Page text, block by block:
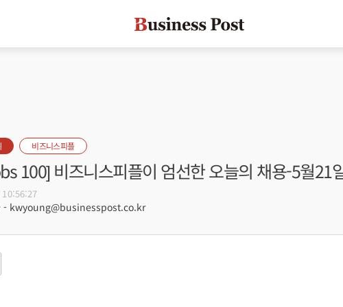
비즈니스피플
100] 비즈니스피플이 엄선한 오늘의 채용-5월21
- kwyoung@businesspost.co.kr